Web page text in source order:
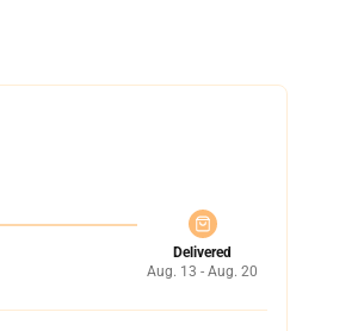
Delivered
Aug. 13 - Aug. 20